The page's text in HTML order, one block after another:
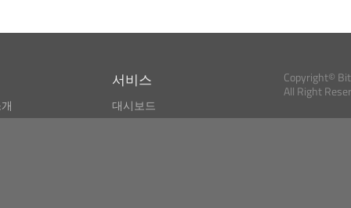
서비스
대시보드
Copyright©
All Right